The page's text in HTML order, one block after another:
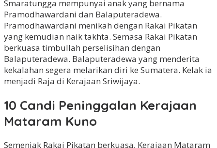
Smaratungga mempunyai anak yang bernama
Pramodhawardani dan Balaputeradewa.
Pramodhawardani menikah dengan Rakai Pikatan
yang kemudian naik takhta. Semasa Rakai Pikatan
berkuasa timbullah perselisihan dengan
Balaputeradewa. Balaputeradewa yang menderita
kekalahan segera melarikan diri ke Sumatera. Kelak ia
menjadi Raja di Kerajaan Sriwijaya.
10 Candi Peninggalan Kerajaan
Mataram Kuno
Semenjak Rakai Pikatan berkuasa, Kerajaan Mataram